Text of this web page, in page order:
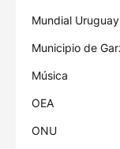
Mundial Uruguay
Municipio de
Música
OEA
ONU